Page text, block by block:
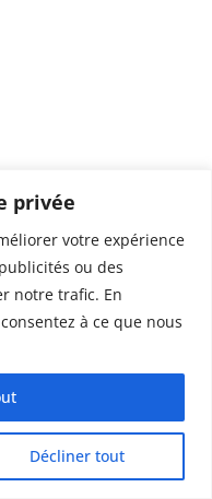
privée
votre expérience
ou des
notre trafic. En
à ce que nous
Décliner tout